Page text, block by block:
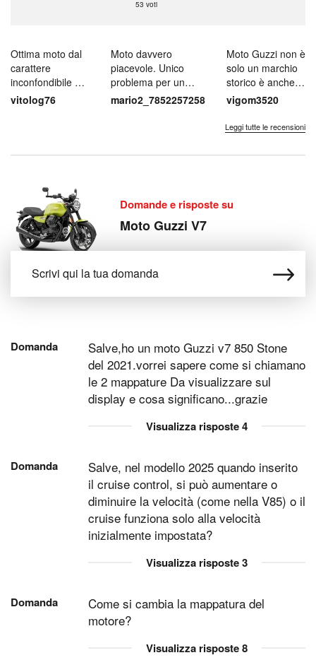
53 voti
Ottima moto dal
carattere
inconfondibile e
l’anima
bicilindrica unica.
vitolog76
Moto davvero
piacevole. Unico
problema per un
diversamente
giovane è un po'...
mario2_7852257258
Moto Guzzi non è
solo un marchio
storico è anche
una moto capace
di conciliar...
vigom3520
Leggi tutte le recensioni
Domande e risposte su
Moto Guzzi V7
Domanda
Salve,ho un moto Guzzi v7 850 Stone
del 2021.vorrei sapere come si chiamano
le 2 mappature Da visualizzare sul
display e cosa significano...grazie
Visualizza risposte4
Domanda
Salve, nel modello 2025 quando inserito
il cruise control, si può aumentare o
diminuire la velocità (come nella V85) o il
cruise funziona solo alla velocità
inizialmente impostata?
Visualizza risposte3
Domanda
Come si cambia la mappatura del
motore?
Visualizza risposte8